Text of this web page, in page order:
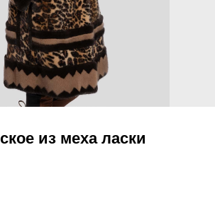
из меха ласки